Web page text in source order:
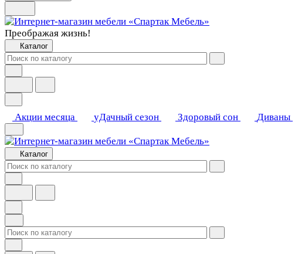
Преображая жизнь!
Каталог
Акции месяца уДачный сезон Здоровый сон Диваны
Каталог